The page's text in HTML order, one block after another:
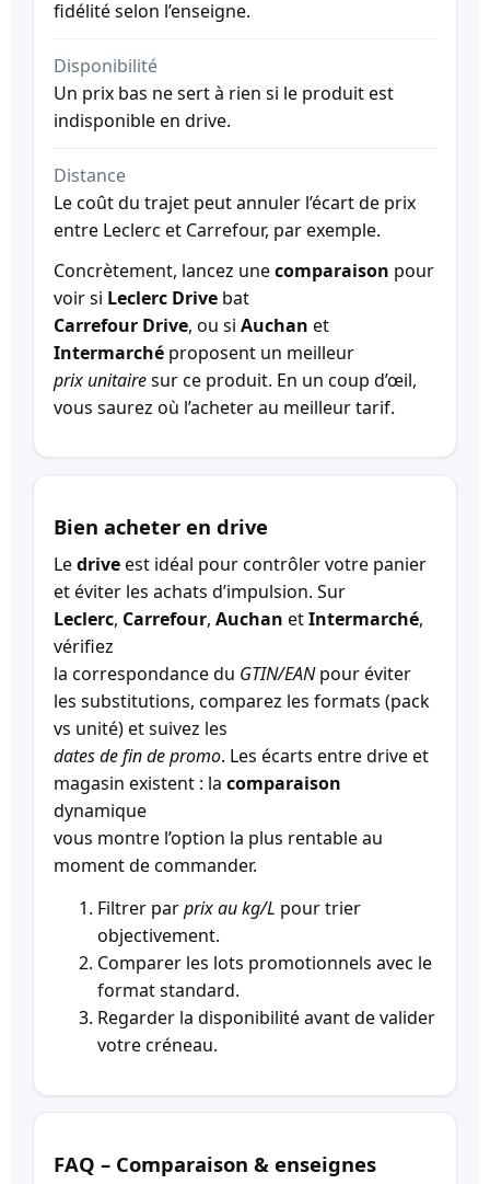
fidélité selon l’enseigne.
Disponibilité
Un prix bas ne sert à rien si le produit est
indisponible en drive.
Distance
Le coût du trajet peut annuler l’écart de prix
entre Leclerc et Carrefour, par exemple.
Concrètement, lancez unecomparaison pour
voir si Leclerc Drive bat
Carrefour Drive, ou si Auchan et
Intermarché proposent un meilleur
prix unitairesur ce produit. En un coup d’œil,
vous saurez où l’acheter au meilleur tarif.
Bien acheter en drive
Ledriveest idéal pour contrôler votre panier
et éviter les achats d’impulsion. Sur
Leclerc, Carrefour, Auchan etIntermarché,
vérifiez
la correspondance du GTIN/EANpour éviter
les substitutions, comparez les formats (pack
vs unité) et suivez les
dates de fin de promo. Les écarts entre drive et
magasin existent : la comparaison
dynamique
vous montre l’option la plus rentable au
moment de commander.
Filtrer parprix au kg/L pour trier
objectivement.
Comparer les lots promotionnels avec le
format standard.
Regarder la disponibilité avant de valider
votre créneau.
FAQ – Comparaison & enseignes